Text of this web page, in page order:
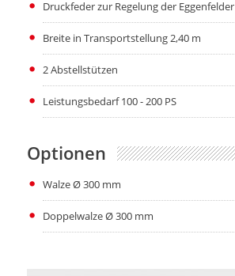
Druckfeder zur Regelung der Eggenfelder
Breite in Transportstellung 2,40 m
2 Abstellstützen
Leistungsbedarf 100 - 200 PS
Optionen
Walze Ø 300 mm
Doppelwalze Ø 300 mm